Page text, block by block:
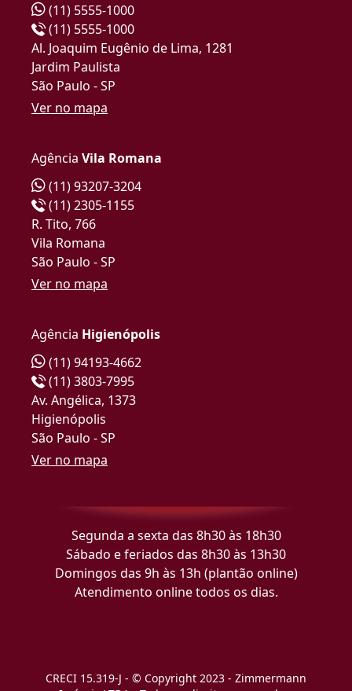
(11) 5555-1000
(11) 5555-1000
Al. Joaquim Eugênio de Lima, 1281
Jardim Paulista
São Paulo - SP
Ver no mapa
Agência Vila Romana
(11) 93207-3204
(11) 2305-1155
R. Tito, 766
Vila Romana
São Paulo - SP
Ver no mapa
Agência Higienópolis
(11) 94193-4662
(11) 3803-7995
Av. Angélica, 1373
Higienópolis
São Paulo - SP
Ver no mapa
Segunda a sexta das 8h30 às 18h30
Sábado e feriados das 8h30 às 13h30
Domingos das 9h às 13h (plantão online)
Atendimento online todos os dias.
CRECI 15.319-J - © Copyright 2023 - Zimmermann